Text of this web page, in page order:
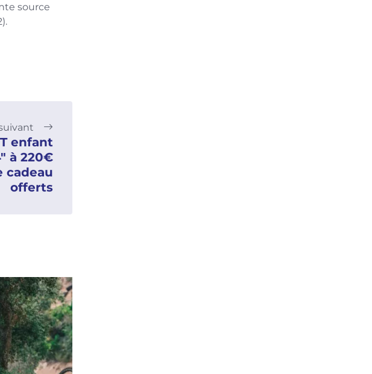
source
enfant
à 220€
cadeau
offerts